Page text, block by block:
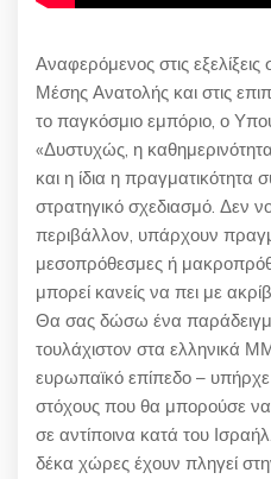
Αναφερόμενος στις
Μέσης Ανατολής και στις
το παγκόσμιο εμπόριο, ο
«Δυστυχώς, η
και η ίδια η
στρατηγικό σχεδιασμό. Δεν
περιβάλλον, υπάρχουν
μεσοπρόθεσμες ή
μπορεί κανείς να πει με
Θα σας δώσω ένα
τουλάχιστον στα ελληνικά
ευρωπαϊκό επίπεδο – υπήρχε
στόχους που θα μπορούσε να
σε αντίποινα κατά του
δέκα χώρες έχουν πληγεί